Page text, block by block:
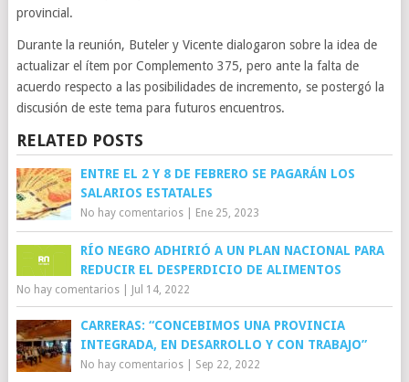
provincial.
Durante la reunión, Buteler y Vicente dialogaron sobre la idea de
actualizar el ítem por Complemento 375, pero ante la falta de
acuerdo respecto a las posibilidades de incremento, se postergó la
discusión de este tema para futuros encuentros.
RELATED POSTS
ENTRE EL 2 Y 8 DE FEBRERO SE PAGARÁN LOS
SALARIOS ESTATALES
No hay comentarios| Ene 25, 2023
RÍO NEGRO ADHIRIÓ A UN PLAN NACIONAL PARA
REDUCIR EL DESPERDICIO DE ALIMENTOS
No hay comentarios| Jul 14, 2022
CARRERAS: “CONCEBIMOS UNA PROVINCIA
INTEGRADA, EN DESARROLLO Y CON TRABAJO”
No hay comentarios| Sep 22, 2022